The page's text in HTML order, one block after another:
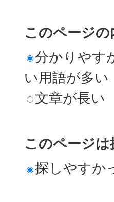
このページ
分かりやす
い用語が多い
文章が長い
このページ
探しやすか